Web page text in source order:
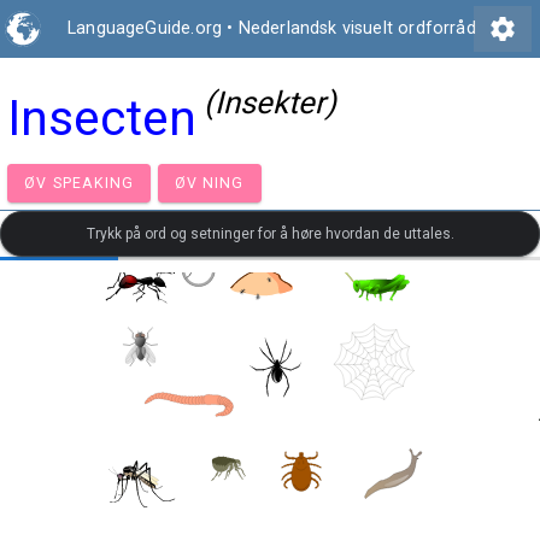
LanguageGuide.org • Nederlandsk visuelt ordforråd settings
Insecten (Insekter)
ØV SPEAKING ØV NING
Trykk på ord og setninger for å høre hvordan de uttales.